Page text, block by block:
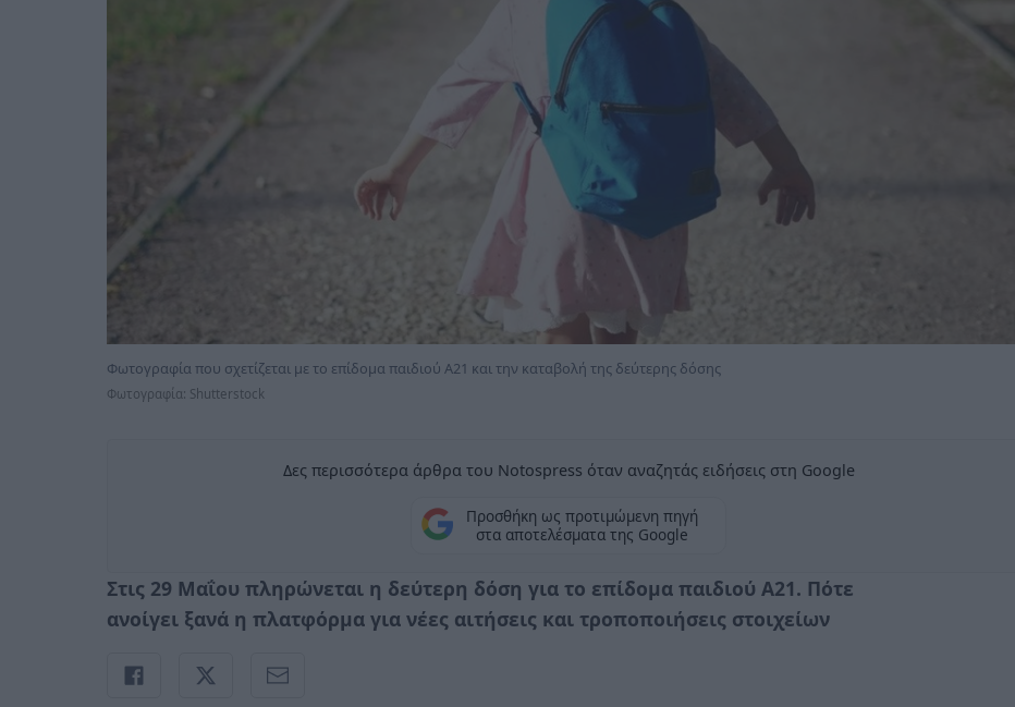
Φωτογραφία που σχετίζεται με το επίδομα παιδιού Α21 και την καταβολή της δεύτερης δόσης
Φωτογραφία: Shutterstock
Δες περισσότερα άρθρα του Notospress όταν αναζητάς ειδήσεις στη Google
Προσθήκη ως προτιμώμενη πηγή
στα αποτελέσματα της Google
Στις 29 Μαΐου πληρώνεται η δεύτερη δόση για το επίδομα παιδιού Α21. Πότε
ανοίγει ξανά η πλατφόρμα για νέες αιτήσεις και τροποποιήσεις στοιχείων